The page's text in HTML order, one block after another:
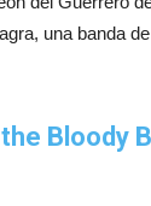
una banda
Bloody